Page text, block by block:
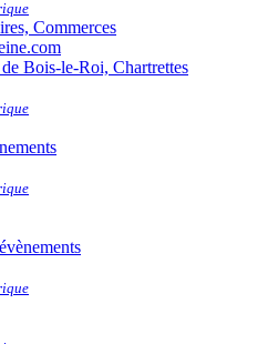
Commerces
Bois-le-Roi, Chartrettes